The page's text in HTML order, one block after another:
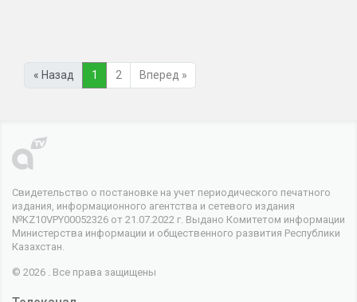
« Назад 1 2 Вперед »
Свидетельство о постановке на учет периодического печатного
издания, информационного агентства и сетевого издания
№KZ10VPY00052326 от 21.07.2022 г. Выдано Комитетом информации
Министерства информации и общественного развития Республики
Казахстан.
© 2026 . Все права защищены